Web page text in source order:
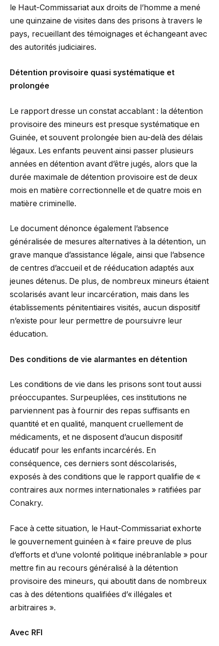
le Haut-Commissariat aux droits de l’homme a mené
une quinzaine de visites dans des prisons à travers le
pays, recueillant des témoignages et échangeant avec
des autorités judiciaires.
Détention provisoire quasi systématique et
prolongée
Le rapport dresse un constat accablant : la détention
provisoire des mineurs est presque systématique en
Guinée, et souvent prolongée bien au-delà des délais
légaux. Les enfants peuvent ainsi passer plusieurs
années en détention avant d’être jugés, alors que la
durée maximale de détention provisoire est de deux
mois en matière correctionnelle et de quatre mois en
matière criminelle.
Le document dénonce également l’absence
généralisée de mesures alternatives à la détention, un
grave manque d’assistance légale, ainsi que l’absence
de centres d’accueil et de rééducation adaptés aux
jeunes détenus. De plus, de nombreux mineurs étaient
scolarisés avant leur incarcération, mais dans les
établissements pénitentiaires visités, aucun dispositif
n’existe pour leur permettre de poursuivre leur
éducation.
Des conditions de vie alarmantes en détention
Les conditions de vie dans les prisons sont tout aussi
préoccupantes. Surpeuplées, ces institutions ne
parviennent pas à fournir des repas suffisants en
quantité et en qualité, manquent cruellement de
médicaments, et ne disposent d’aucun dispositif
éducatif pour les enfants incarcérés. En
conséquence, ces derniers sont déscolarisés,
exposés à des conditions que le rapport qualifie de «
contraires aux normes internationales » ratifiées par
Conakry.
Face à cette situation, le Haut-Commissariat exhorte
le gouvernement guinéen à « faire preuve de plus
d’efforts et d’une volonté politique inébranlable » pour
mettre fin au recours généralisé à la détention
provisoire des mineurs, qui aboutit dans de nombreux
cas à des détentions qualifiées d’« illégales et
arbitraires ».
Avec RFI